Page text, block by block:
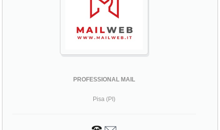
PROFESSIONAL MAIL
Pisa (PI)